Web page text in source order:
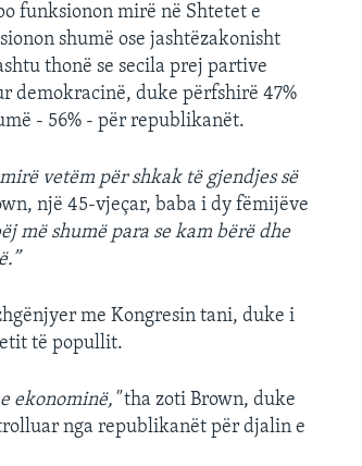
funksionon mirë në Shtetet e
shumë ose jashtëzakonisht
thonë se secila prej partive
demokracinë, duke përfshirë 47%
- 56% - për republikanët.
vetëm për shkak të gjendjes së
një 45-vjeçar, baba i dy fëmijëve
më shumë para se kam bërë dhe
me Kongresin tani, duke i
të popullit.
ekonominë,"tha zoti Brown, duke
nga republikanët për djalin e